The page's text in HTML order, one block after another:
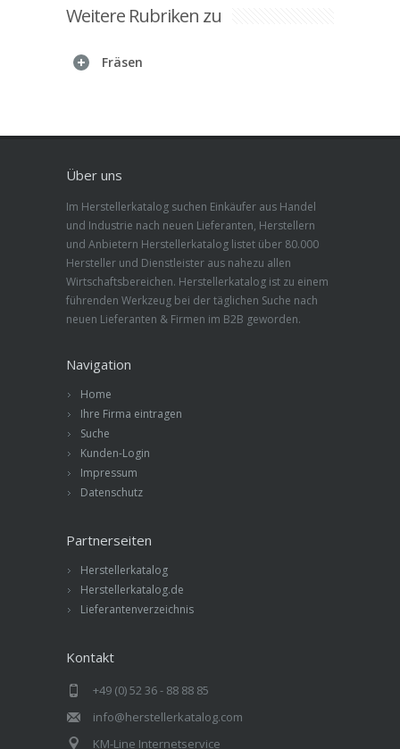
Weitere Rubriken zu
Fräsen
Über uns
Im Herstellerkatalog suchen Einkäufer aus Handel
und Industrie nach neuen Lieferanten, Herstellern
und Anbietern Herstellerkatalog listet über 80.000
Hersteller und Dienstleister aus nahezu allen
Wirtschaftsbereichen. Herstellerkatalog ist zu einem
führenden Werkzeug bei der täglichen Suche nach
neuen Lieferanten & Firmen im B2B geworden.
Navigation
Home
Ihre Firma eintragen
Suche
Kunden-Login
Impressum
Datenschutz
Partnerseiten
Herstellerkatalog
Herstellerkatalog.de
Lieferantenverzeichnis
Kontakt
+49 (0) 52 36 - 88 88 85
info@herstellerkatalog.com
KM-Line Internetservice